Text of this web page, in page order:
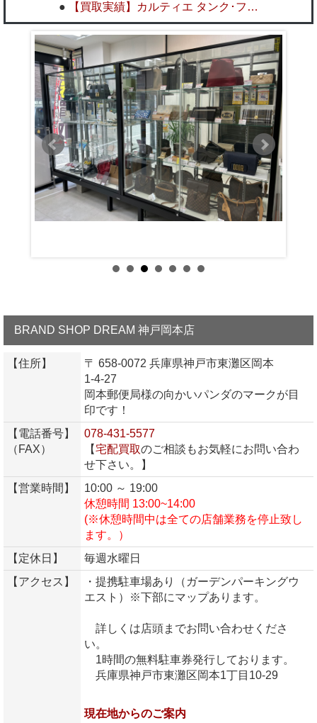
● 【買取実績】カルティエ タンク･フ…
BRAND SHOP DREAM 神戸岡本店
【住所】
〒 658-0072 兵庫県神戸市東灘区岡本
1-4-27
岡本郵便局様の向かいパンダのマークが目
印です！
【電話番号】
（FAX）
078-431-5577
【宅配買取のご相談もお気軽にお問い合わ
せ下さい。】
【営業時間】
10:00 ～ 19:00
休憩時間 13:00~14:00
(※休憩時間中は全ての店舗業務を停止致し
ます。）
【定休日】
毎週水曜日
【アクセス】
・提携駐車場あり（ガーデンパーキングウ
エスト）※下部にマップあります。
詳しくは店頭までお問い合わせくださ
い。
1時間の無料駐車券発行しております。
兵庫県神戸市東灘区岡本1丁目10-29
現在地からのご案内